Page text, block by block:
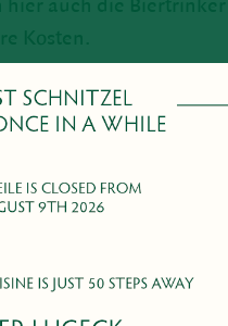
hier auch die Bier­trinker
Kosten.
Bäcker­straße 6, 1010
Uhr